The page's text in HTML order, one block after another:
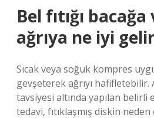
Bel fıtığı
ağrıya ne iyi
Sıcak veya soğuk kompres
gevşeterek ağrıyı
tavsiyesi altında yapılan belirli
tedavi, fıtıklaşmış diskin neden